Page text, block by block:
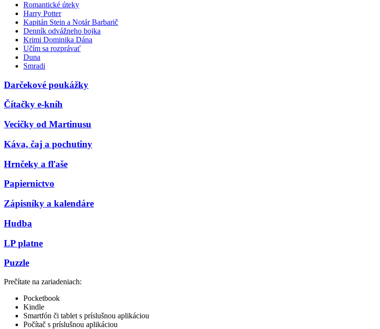
Romantické úteky
Harry Potter
Kapitán Stein a Notár Barbarič
Denník odvážneho bojka
Krimi Dominika Dána
Učím sa rozprávať
Duna
Smradi
Darčekové poukážky
Čítačky e-kníh
Vecičky od Martinusu
Káva, čaj a pochutiny
Hrnčeky a fľaše
Papiernictvo
Zápisníky a kalendáre
Hudba
LP platne
Puzzle
Prečítate na zariadeniach:
Pocketbook
Kindle
Smartfón či tablet s príslušnou aplikáciou
Počítač s príslušnou aplikáciou